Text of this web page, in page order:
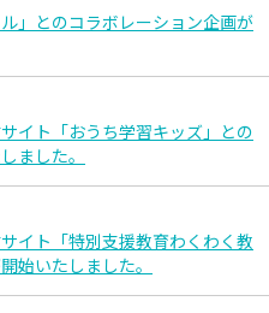
」とのコラボレーション企画が
イト「おうち学習キッズ」との
ました。
イト「特別支援教育わくわく教
始いたしました。